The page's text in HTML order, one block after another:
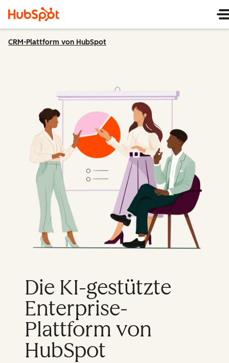
CRM-Plattform von HubSpot
Die KI-gestützte
Enterprise-
Plattform von
HubSpot